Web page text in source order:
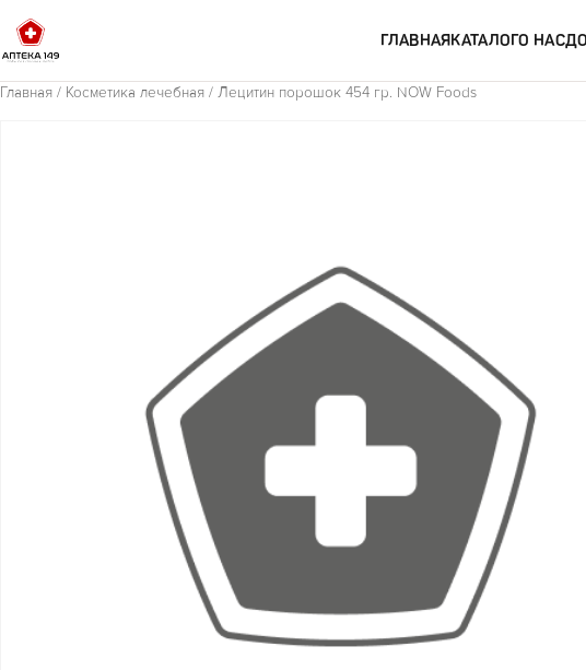
ГЛАВНАЯКАТАЛОГО НАС
Главная / Косметика лечебная / Лецитин порошок 454 гр. NOW Foods